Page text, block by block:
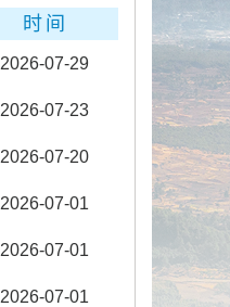
时间
2026-07-29
2026-07-23
2026-07-20
2026-07-01
2026-07-01
2026-07-01